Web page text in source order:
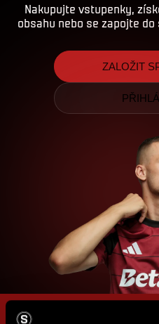
Nakupujte vstupenky,
obsahu nebo se zapojte
ZALOŽIT